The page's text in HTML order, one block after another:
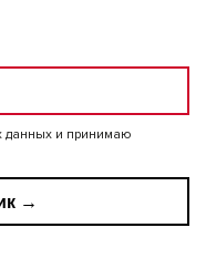
данных и принимаю
→